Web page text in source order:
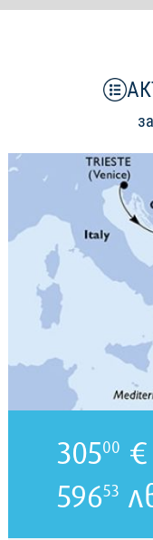
30500 €
59653